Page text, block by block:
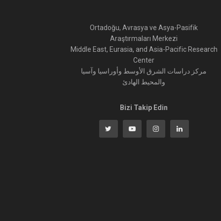
Ortadoğu, Avrasya ve Asya-Pasifik
Araştırmaları Merkezi
Middle East, Eurasia, and Asia-Pacific Research
Center
مركز دراسات الشرق الأوسط وأوراسيا وآسيا
والمحيط الهادئ
Bizi Takip Edin